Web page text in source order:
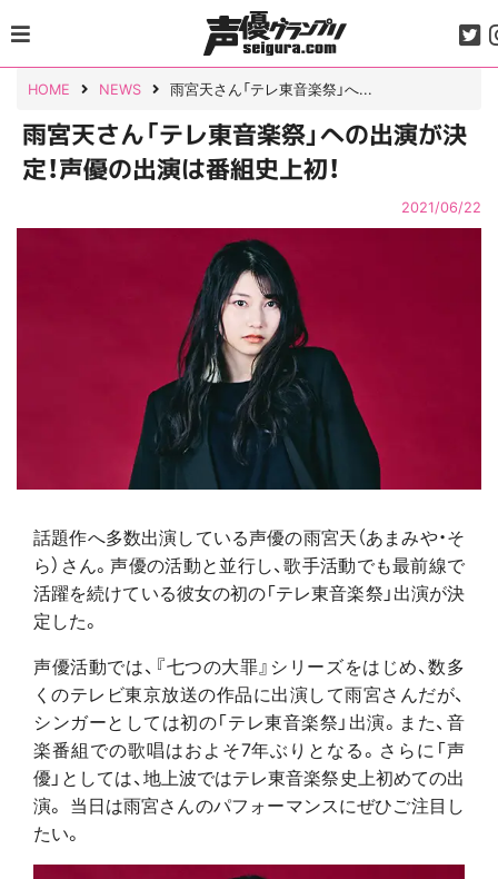
to
content
HOME NEWS 雨宮天さん「テレ東音楽祭」へ...
雨宮天さん「テレ東音楽祭」への出演が決
定！声優の出演は番組史上初！
2021/06/22
話題作へ多数出演している声優の雨宮天（あまみや・そ
ら）さん。声優の活動と並行し、歌手活動でも最前線で
活躍を続けている彼女の初の「テレ東音楽祭」出演が決
定した。
声優活動では、『七つの大罪』シリーズをはじめ、数多
くのテレビ東京放送の作品に出演して雨宮さんだが、
シンガーとしては初の「テレ東音楽祭」出演。また、音
楽番組での歌唱はおよそ7年ぶりとなる。さらに「声
優」としては、地上波ではテレ東音楽祭史上初めての出
演。 当日は雨宮さんのパフォーマンスにぜひご注目し
たい。